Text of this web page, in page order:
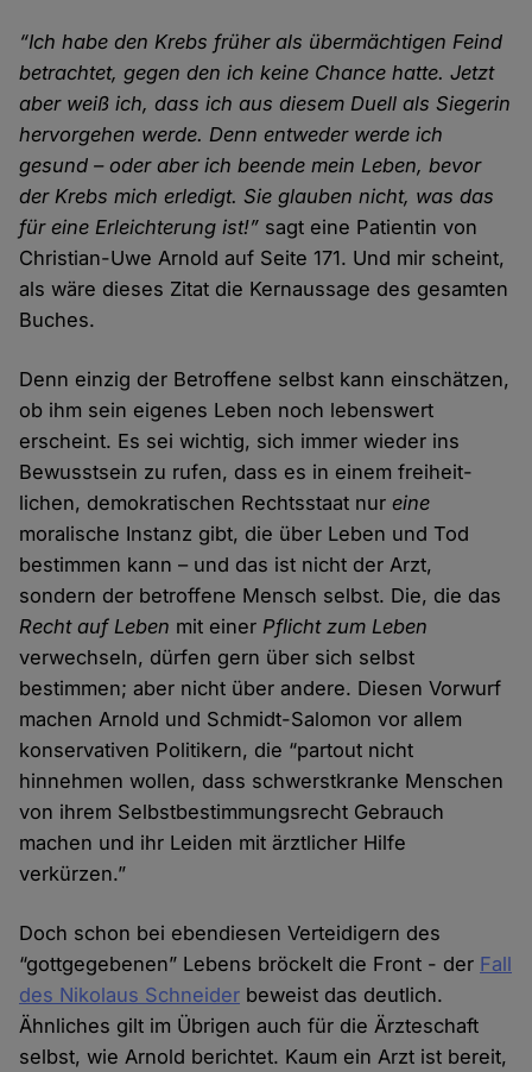
“Ich habe den Krebs früher als übermächtigen Feind
betrachtet, gegen den ich keine Chance hatte. Jetzt
aber weiß ich, dass ich aus diesem Duell als Siegerin
hervor­gehen werde. Denn entweder werde ich
gesund – oder aber ich beende mein Leben, bevor
der Krebs mich erledigt. Sie glauben nicht, was das
für eine Erleichterung ist!” sagt eine Patientin von
Christian-Uwe Arnold auf Seite 171. Und mir scheint,
als wäre dieses Zitat die Kern­aussage des gesamten
Buches.
Denn einzig der Betroffene selbst kann einschätzen,
ob ihm sein eigenes Leben noch lebens­wert
erscheint. Es sei wichtig, sich immer wieder ins
Bewusst­sein zu rufen, dass es in einem freiheit­
lichen, demokratischen Rechts­staat nureine
moralische Instanz gibt, die über Leben und Tod
bestimmen kann – und das ist nicht der Arzt,
sondern der betroffene Mensch selbst. Die, die das
Recht auf Leben mit einerPflicht zum Leben
verwechseln, dürfen gern über sich selbst
bestimmen; aber nicht über andere. Diesen Vorwurf
machen Arnold und Schmidt-Salomon vor allem
konservativen Politikern, die “partout nicht
hinnehmen wollen, dass schwerst­kranke Menschen
von ihrem Selbst­bestimmungs­recht Gebrauch
machen und ihr Leiden mit ärztlicher Hilfe
verkürzen.”
Doch schon bei ebendiesen Verteidigern des
“gottgegebenen” Lebens bröckelt die Front - der Fall
des Nikolaus Schneider beweist das deutlich.
Ähnliches gilt im Übrigen auch für die Ärzte­schaft
selbst, wie Arnold berichtet. Kaum ein Arzt ist bereit,